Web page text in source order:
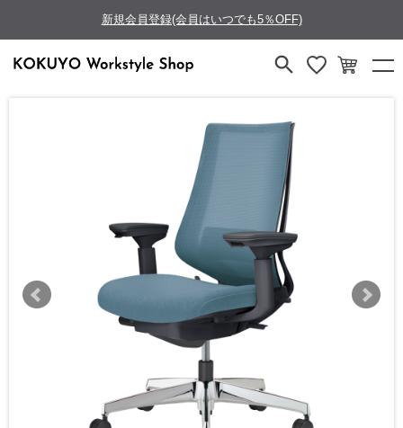
新規会員登録(会員はいつでも5％OFF)